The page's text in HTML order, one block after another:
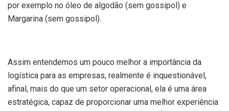
por exemplo no óleo de algodão (sem gossipol) e
Margarina (sem gossipol).
Assim entendemos um pouco melhor a importância da
logística para as empresas, realmente é inquestionável,
afinal, mais do que um setor operacional, ela é uma área
estratégica, capaz de proporcionar uma melhor experiência